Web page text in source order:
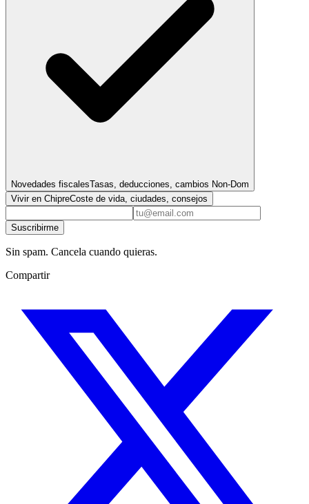
Novedades fiscalesTasas, deducciones, cambios Non-Dom
Vivir en ChipreCoste de vida, ciudades, consejos
Suscribirme
Sin spam. Cancela cuando quieras.
Compartir